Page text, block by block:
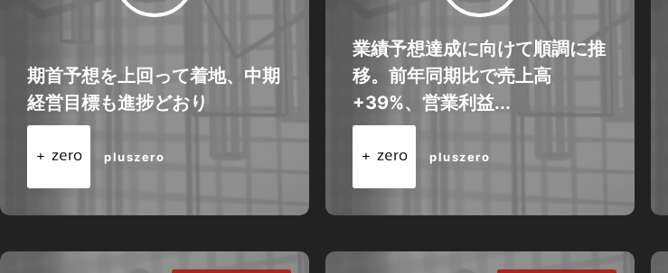
pluszero
期首予想を上回って着地、中期
経営目標も進捗どおり
pluszero
業績予想達成に向けて順調に推
移。前年同期比で売上高
+39%、営業利益...